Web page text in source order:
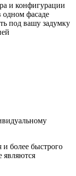
и конфигурации
одном фасаде
под вашу задумку
более быстрого
являются